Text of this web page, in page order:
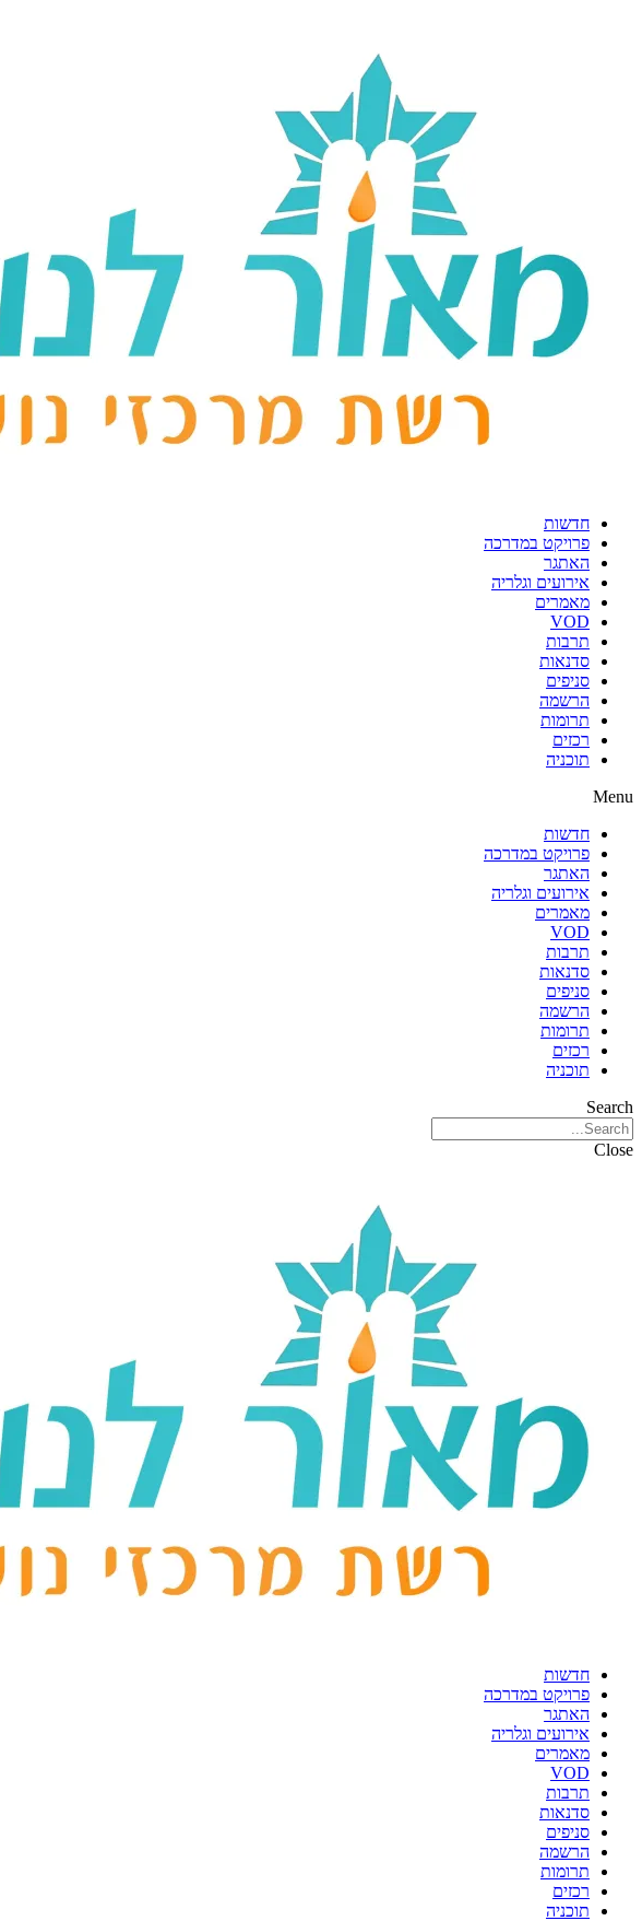
חדשות
פרויקט במדרכה
האתגר
אירועים וגלריה
מאמרים
VOD
תרבות
סדנאות
סניפים
הרשמה
תרומות
רכזים
תוכניה
Menu
חדשות
פרויקט במדרכה
האתגר
אירועים וגלריה
מאמרים
VOD
תרבות
סדנאות
סניפים
הרשמה
תרומות
רכזים
תוכניה
Search
Close
חדשות
פרויקט במדרכה
האתגר
אירועים וגלריה
מאמרים
VOD
תרבות
סדנאות
סניפים
הרשמה
תרומות
רכזים
תוכניה